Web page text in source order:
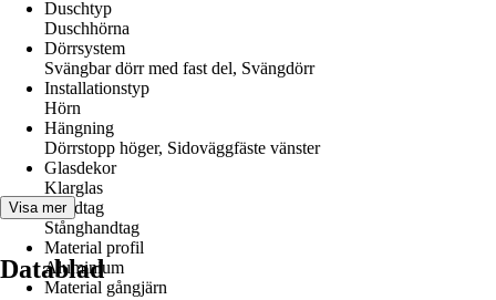
Duschtyp
Duschhörna
Dörrsystem
Svängbar dörr med fast del, Svängdörr
Installationstyp
Hörn
Hängning
Dörrstopp höger, Sidoväggfäste vänster
Glasdekor
Klarglas
Handtag
Stånghandtag
Material profil
Aluminium
Material gångjärn
Visa mer
Datablad